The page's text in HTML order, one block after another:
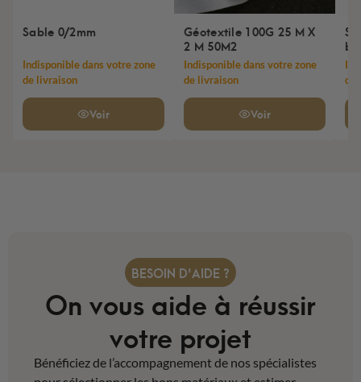
Sable 0/2mm
Indisponible dans votre zone
de livraison
Voir
Géotextile 100G 25 M X
2 M 50M2
Indisponible dans votre zone
de livraison
Voir
de
BESOIN D'AIDE ?
On vous aide à réussir
votre projet
Bénéficiez de l’accompagnement de nos spécialistes